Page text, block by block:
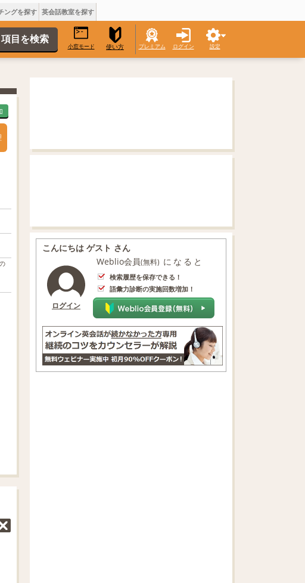
ングを探す 英会話教室を探す
小窓モード 使い方 プレミアム ログイン 設定
こんにちは ゲスト さん
ログイン
Weblio会員(無料) になると
検索履歴を保存できる！
語彙力診断の実施回数増加！